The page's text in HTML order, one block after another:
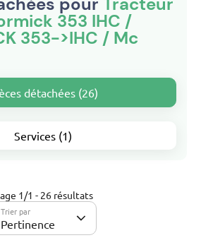
353 IHC /
353->IHC / Mc
détachées (26)
Services (1)
1/1 - 26 résultats
Trier par
Pertinence